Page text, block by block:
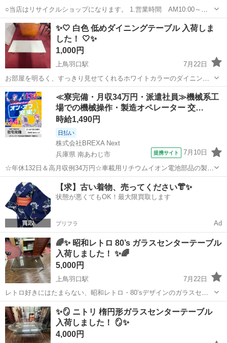
○当店はリサイクルショップになります。 1.営業時間 AM10:00～
PM7:00 火曜定休 2.「日曜リサイクル」とGoogleマップで検索いた
だけると倉庫の住所が表示されます。 3.商品の配達等...
京都 京都市 円町駅 テーブル
✨🤍 白色 低めダイニングテーブル 入荷しま
した！ 🤍✨
1,000円
上鳥羽口駅
7月22日
お部屋を明るく、すっきり見せてくれるホワイトカラーのダイニング
テーブルです😊 一般的なダイニングテーブルより少し低めの設計で、
圧迫感が少なく、ゆったりとした空間づくりにおすすめ♪ 🏠 リビング
ダイニングにぴったり ✨ シ...
京都 京都市 上鳥羽口駅 テーブル ダイニング
≪寮完備・月収34万円・派遣社員≫機械系工
場での機械操作・製造オペレーター 交…
時給1,490円
日払い
株式会社BREXA Next
兵庫県 南あわじ市
提携サイト 7月10日
☆年休132日＆高月収例34万円☆車載用リチウムイオン電池部品の製造
／4勤2休でオフも充実♪／家具・家電付き社宅あり＆前払いで生活支援
物資が受け取れる◎／20〜40代男女活躍中！ 車載用リチウムイオン電
池部品の製造 車載用...
兵庫 南あわじ市 その他
【求】古い着物、売ってください👘✨
状態が悪くてもOK！最大限買取します
プリフラ Ad
🌈✨ 昭和レトロ 80’s ガラスセンターテーブル
入荷しました！ ✨🌈
5,000円
上鳥羽口駅
7月22日
レトロ好きにはたまらない、昭和レトロ・80’sデザインのガラスセン
ターテーブルです😊 どこか懐かしさを感じるレトロポップな雰囲気
で、お部屋の主役になる存在感があります♪ ✅ 昭和レトロ・80’sデザ
イン ✅ ガラス天板で...
京都 京都市 上鳥羽口駅 テーブル レトロ
✨🪞 ニトリ 楕円形ガラスセンターテーブル
入荷しました！ 🪞✨
4,000円